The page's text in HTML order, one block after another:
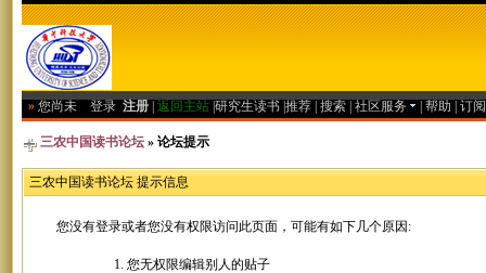
» 您尚未 登录 注册 返回主站 研究生读书 推荐 搜索 社区服务 帮助 订
三农中国读书论坛 » 论坛提示
三农中国读书论坛 提示信息
您没有登录或者您没有权限访问此页面，可能有如下几个原因:
您无权限编辑别人的贴子